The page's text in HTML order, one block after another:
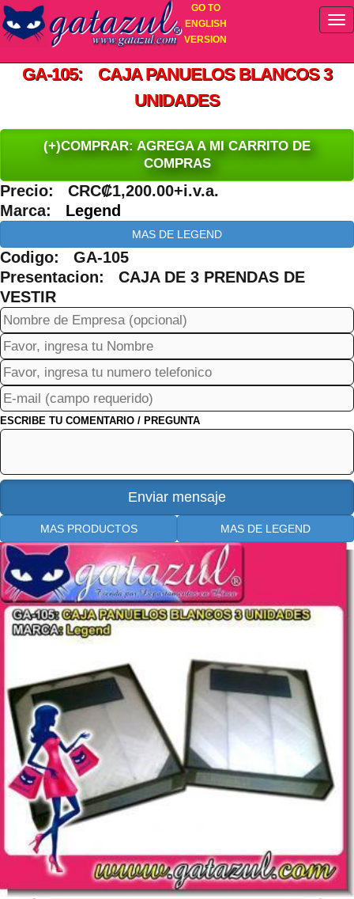
GO TO
ENGLISH
VERSION
GA-105: CAJA PANUELOS BLANCOS 3
UNIDADES
(+)COMPRAR: AGREGA A MI CARRITO DE
COMPRAS
Precio: CRC₡1,200.00+i.v.a.
Marca: Legend
MAS DE LEGEND
Codigo: GA-105
Presentacion: CAJA DE 3 PRENDAS DE
VESTIR
ESCRIBE TU COMENTARIO / PREGUNTA
MAS PRODUCTOS MAS DE LEGEND